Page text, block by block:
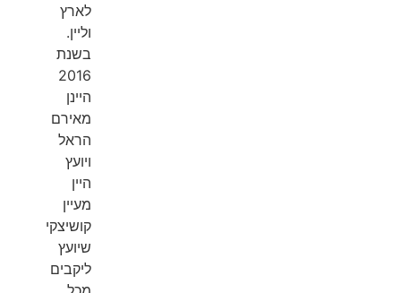
לארץ
וליין.
בשנת
2016
היינן
מאירם
הראל
ויועץ
היין
מעיין
קושיצקי
שיועץ
ליקבים